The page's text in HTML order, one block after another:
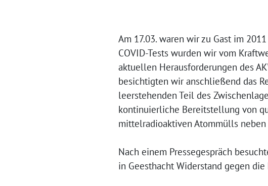
Am 17.03. waren wir zu Gast im
COVID-Tests wurden wir vom
aktuellen Herausforderungen des
besichtigten wir anschließend das
leerstehenden Teil des
kontinuierliche Bereitstellung von
mittelradioaktiven Atommülls neben
Nach einem Pressegespräch
in Geesthacht Widerstand gegen